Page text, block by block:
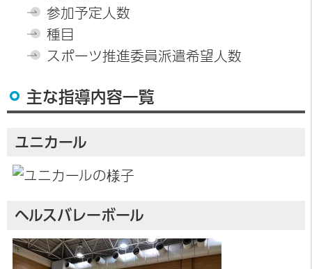
参加予定人数
種目
スポーツ推進委員派遣希望人数
主な指導内容一覧
ユニカール
ヘルスバレーボール